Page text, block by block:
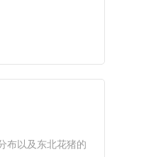
布以及东北花猪的